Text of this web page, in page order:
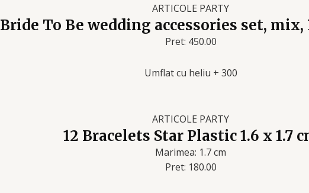
ARTICOLE PARTY
Bride To Be wedding accessories set, mix,
Pret: 450.00
Umflat cu heliu + 300
ARTICOLE PARTY
12 Bracelets Star Plastic 1.6 x 1.7
Marimea: 1.7 cm
Pret: 180.00